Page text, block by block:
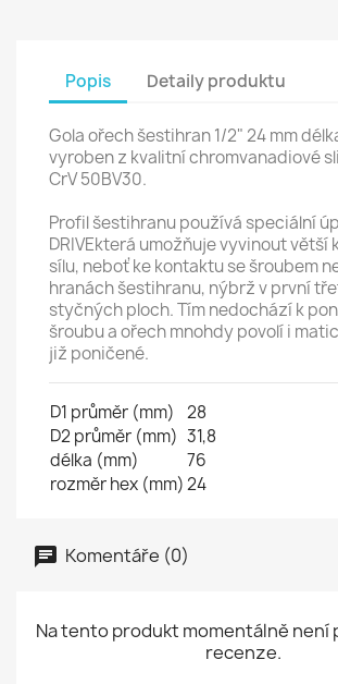
Popis Detaily produktu
Gola ořech šestihran 1/2" 24 mm
vyroben z kvalitní chromvanadiové
CrV 50BV30.
Profil šestihranu používá speciální
DRIVEkterá umožňuje vyvinout větší
sílu, neboť ke kontaktu se šroubem
hranách šestihranu, nýbrž v první
styčných ploch. Tím nedochází k
šroubu a ořech mnohdy povolí i
již poničené.
D1 průměr (mm)
28
D2 průměr (mm) 31,8
délka (mm)
76
rozměr hex (mm)24
Komentáře (0)
Na tento produkt momentálně není
recenze.